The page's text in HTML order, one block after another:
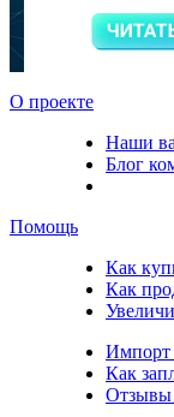
О проекте
Наши
Блог
Помощь
Как
Как
Импорт
Как
Отзывы